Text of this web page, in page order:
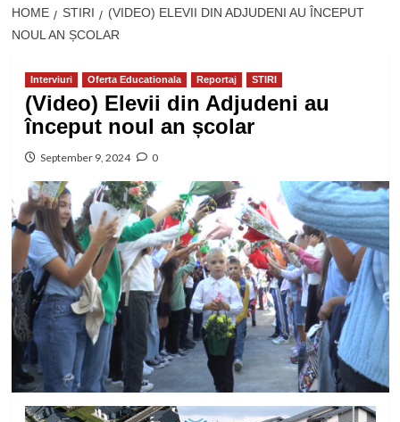
HOME STIRI
(VIDEO) ELEVII DIN ADJUDENI AU ÎNCEPUT
NOUL AN ȘCOLAR
Interviuri Oferta Educationala Reportaj STIRI
(Video) Elevii din Adjudeni au
început noul an școlar
September 9, 2024 0